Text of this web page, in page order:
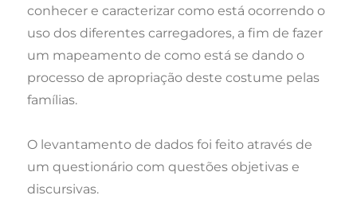
conhecer e caracterizar como está ocorrendo o
uso dos diferentes carregadores, a fim de fazer
um mapeamento de como está se dando o
processo de apropriação deste costume pelas
famílias.
O levantamento de dados foi feito através de
um questionário com questões objetivas e
discursivas.